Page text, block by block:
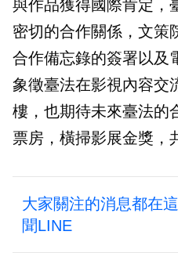
與作品獲得國際肯定，
密切的合作關係，文策
合作備忘錄的簽署以及
象徵臺法在影視內容交
樓，也期待未來臺法的
票房，橫掃影展金獎，
大家關注的消息都在
聞LINE